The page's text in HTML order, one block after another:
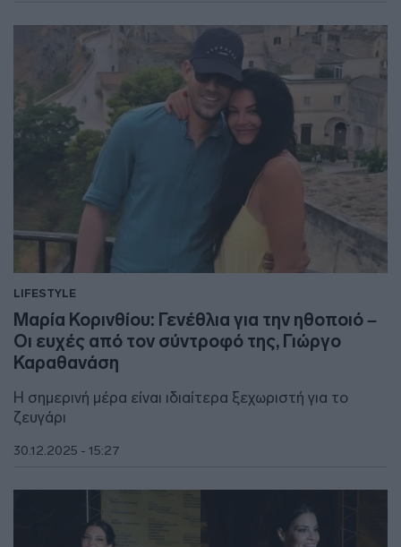
LIFESTYLE
Μαρία Κορινθίου: Γενέθλια για την ηθοποιό –
Οι ευχές από τον σύντροφό της, Γιώργο
Καραθανάση
Η σημερινή μέρα είναι ιδιαίτερα ξεχωριστή για το
ζευγάρι
30.12.2025 - 15:27